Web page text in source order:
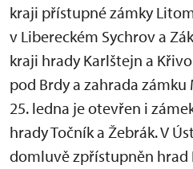
kraji přístupné zámky
v Libereckém Sychrov a
kraji hrady Karlštejn a
pod Brdy a zahrada
25. ledna je otevřen i
hrady Točník a Žebrák. V
domluvě zpřístupněn hrad